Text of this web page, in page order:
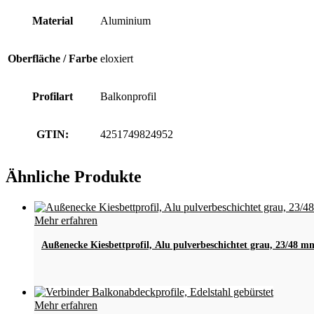
Material Aluminium
Oberfläche / Farbe eloxiert
Profilart Balkonprofil
GTIN: 4251749824952
Ähnliche Produkte
Mehr erfahren
Außenecke Kiesbettprofil, Alu pulverbeschichtet grau, 23/48
Mehr erfahren